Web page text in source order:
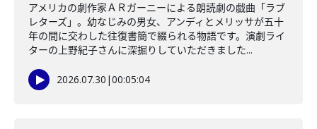
アメリカの劇作家ＡＲガーニーによる朗読劇の戯曲「ラブ
レターズ」。幼なじみの男女、アンディとメリッサが五十
年の間に交わした往復書簡で綴られる物語です。演劇ライ
ターの上野紀子さんに深掘りしていただきました...
2026.07.30 |00:05:04